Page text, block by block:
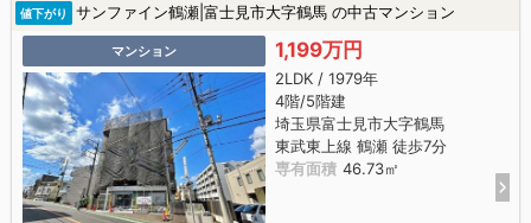
値下がり サンファイン鶴瀬|富士見市大字鶴馬 の中古マンション
マンション 1,199万円
2LDK / 1979年
4階/5階建
埼玉県富士見市大字鶴馬
東武東上線 鶴瀬 徒歩7分
専有面積 46.73㎡